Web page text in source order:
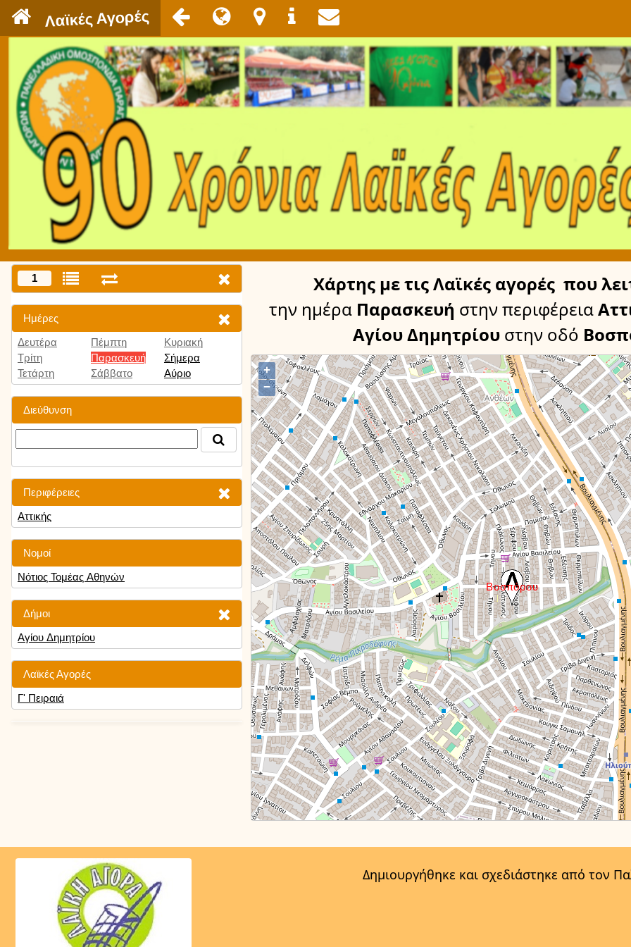
Λαϊκές Αγορές
1
Ημέρες
Δευτέρα
Τρίτη
Τετάρτη
Πέμπτη
Παρασκευή
Σάββατο
Κυριακή
Σήμερα
Αύριο
Διεύθυνση
Περιφέρειες
Αττικής
Νομοί
Νότιος Τομέας Αθηνών
Δήμοι
Αγίου Δημητρίου
Λαϊκές Αγορές
Γ' Πειραιά
Χάρτης με τις Λαϊκές αγορές που
την ημέρα Παρασκευή στην περιφέρεια
Αγίου Δημητρίου στην οδό
+
−
Δημιουργήθηκε και σχεδιάστηκε από τον